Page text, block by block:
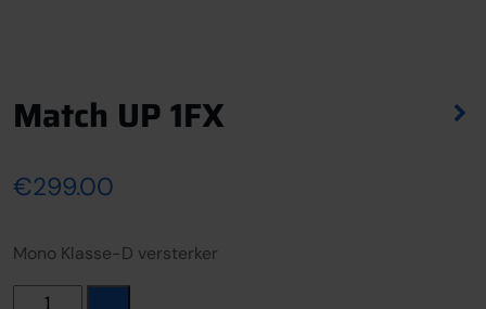
Match UP 1FX
€299.00
Mono Klasse-D versterker
Match UP 1FX aantal